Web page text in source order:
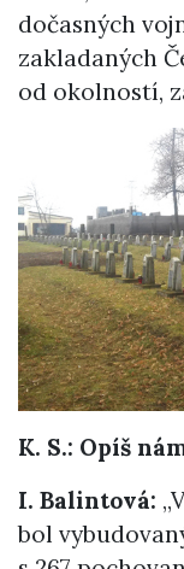
dočasných
zakladaných
od okolností,
K. S.: Opíš
I. Balintová:
bol